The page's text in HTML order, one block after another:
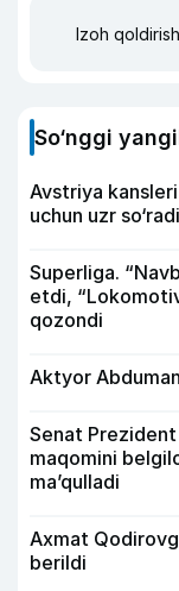
Izoh
So‘nggi
Avstriya
uchun uzr so‘radi
Superliga.
etdi,
qozondi
Aktyor
Senat
maqomini
ma’qulladi
Axmat
berildi